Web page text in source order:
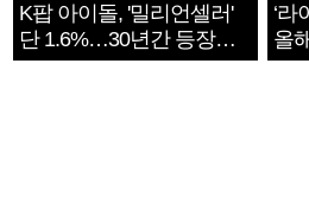
K팝 아이돌, '밀리언셀러'
단 1.6%…30년간 등장
1182개팀 전수조사
‘라
올
확